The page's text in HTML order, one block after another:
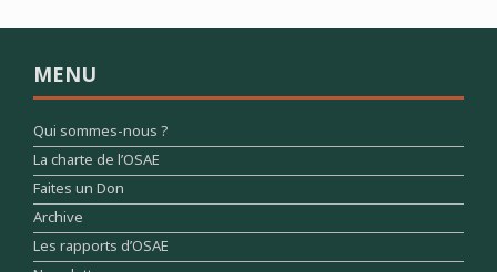
MENU
Qui sommes-nous ?
La charte de l’OSAE
Faites un Don
Archive
Les rapports d’OSAE